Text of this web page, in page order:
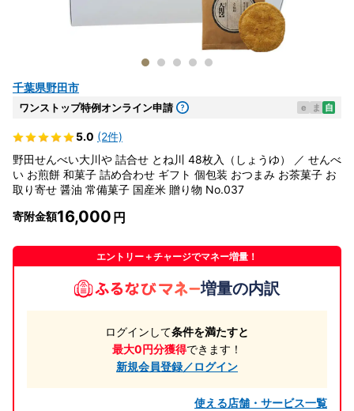
千葉県野田市
ワンストップ特例オンライン申請 e ま 自
5.0 (2件)
野田せんべい大川や 詰合せ とね川 48枚入（しょうゆ） ／ せんべ
い お煎餅 和菓子 詰め合わせ ギフト 個包装 おつまみ お茶菓子 お
取り寄せ 醤油 常備菓子 国産米 贈り物 No.037
寄附金額16,000
エントリー＋チャージでマネー増量！
増量の内訳
ログインして条件を満たすと
最大0円分獲得できます！
新規会員登録／ログイン
使える店舗・サービス一覧